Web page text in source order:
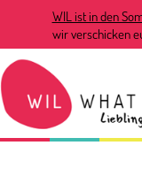
WIL ist in den
wir verschicken